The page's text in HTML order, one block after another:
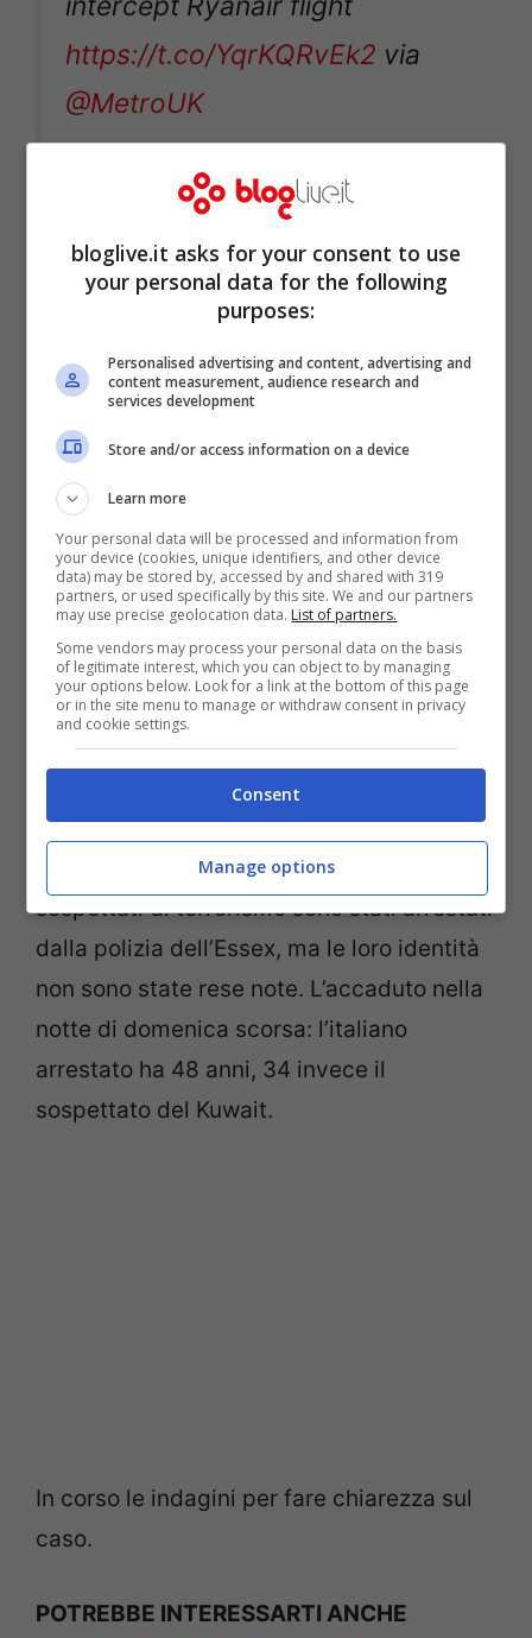
https://t.co/YqrKQRvEk2 via
@MetroUK
— 💝MICHELLE DRANE
(@milliedrane)August 31, 2020
Il volo della Ryan, scortato dai jet inglesi
sino all’aeroporto di Stansted, è atterrato
normalmente e ha rullato fino a una
stazione remota dove i passeggeri sono
sbarcati in sicurezza. I due uomini
sospettati di terrorismo sono stati arrestati
dalla polizia dell’Essex, ma le loro identità
non sono state rese note. L’accaduto nella
notte di domenica scorsa: l’italiano
arrestato ha 48 anni, 34 invece il
sospettato del Kuwait.
In corso le indagini per fare chiarezza sul
caso.
POTREBBE INTERESSARTI ANCHE
bloglive.it asks for your consent to use
your personal data for the following
purposes:
Personalised advertising and content, advertising and
content measurement, audience research and
services development
Store and/or access information on a device
Learn more
Your personal data will be processed and information from
your device (cookies, unique identifiers, and other device
data) may be stored by, accessed by and shared with 319
partners, or used specifically by this site. We and our partners
may use precise geolocation data. List of partners.
Some vendors may process your personal data on the basis
of legitimate interest, which you can object to by managing
your options below. Look for a link at the bottom of this page
or in the site menu to manage or withdraw consent in privacy
and cookie settings.
Consent
Manage options